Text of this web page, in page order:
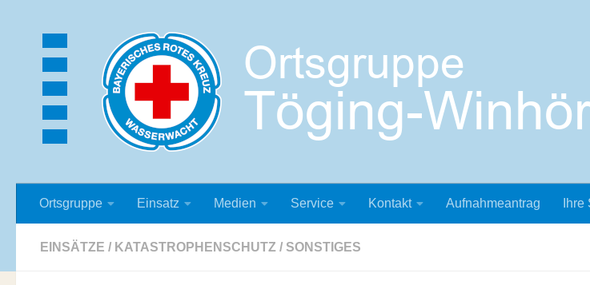
Ortsgruppe Einsatz Medien Service Kontakt Aufnahmeantrag
EINSÄTZE / KATASTROPHENSCHUTZ / SONSTIGES